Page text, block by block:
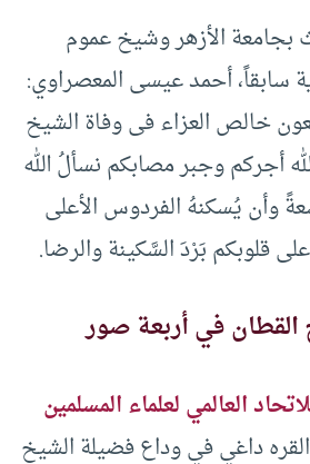
بجامعة الأزهر وشيخ عموم
سابقاً، أحمد عيسى المعصراوي:
خالص العزاء فى وفاة الشيخ
أجركم وجبر مصابكم نسألُ الله
وأن يُسكنهُ الفردوس الأعلى
قلوبكم بَرْدَ السَّكينة والرضا.
القطان في أربعة صور
العالمي لعلماء المسلمين
داغي في وداع فضيلة الشيخ